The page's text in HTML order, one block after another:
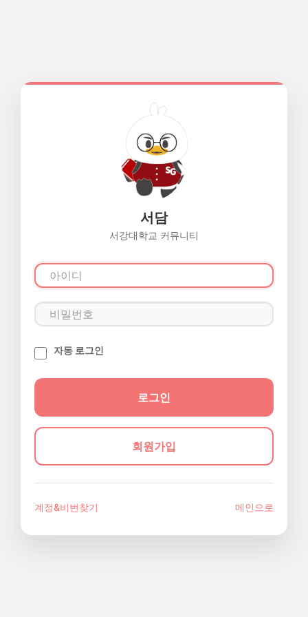
서담
서강대학교 커뮤니티
자동 로그인
회원가입
계정&비번찾기 메인으로